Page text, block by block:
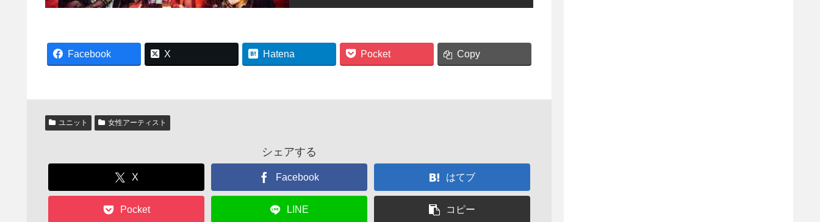
Facebook X Hatena Pocket Copy
ユニット 女性アーティスト
シェアする
X Facebook はてブ
Pocket LINE コピー